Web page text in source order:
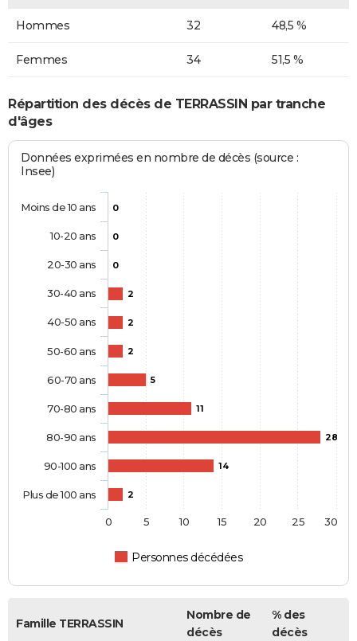
Hommes 32 48,5 %
Femmes 34 51,5 %
Répartition des décès de TERRASSIN par tranche
d'âges
Données exprimées en nombre de décès (source :
Insee)
0
0
0
2
2
2
5
11
28
14
2
Personnes décédées
Moins de 10 ans
10-20 ans
20-30 ans
30-40 ans
40-50 ans
50-60 ans
60-70 ans
70-80 ans
80-90 ans
90-100 ans
Plus de 100 ans
0 5 10 15 20 25 30
Famille TERRASSIN
Nombre de
décès
% des
décès